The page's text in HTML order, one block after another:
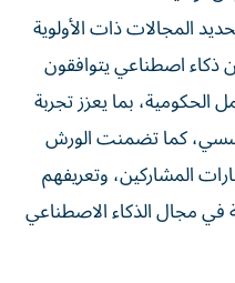
المجالات ذات الأولوية
ذكاء اصطناعي يتوافقون
الحكومية، بما يعزز تجربة
كما تضمنت الورش
المشاركين، وتعريفهم
في مجال الذكاء الاصطناعي